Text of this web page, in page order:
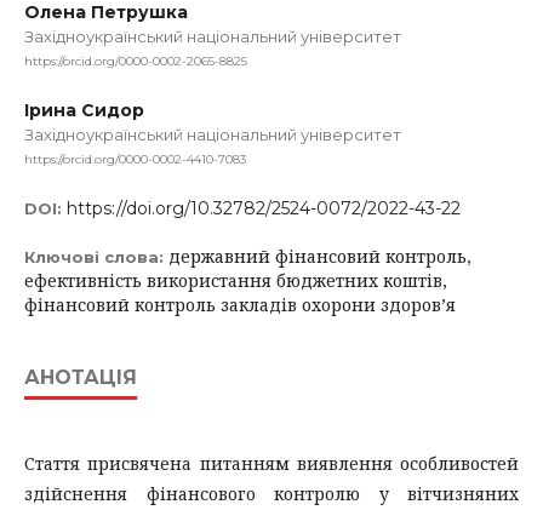
Олена Петрушка
Західноукраїнський національний університет
https://orcid.org/0000-0002-2065-8825
Ірина Сидор
Західноукраїнський національний університет
https://orcid.org/0000-0002-4410-7083
DOI: https://doi.org/10.32782/2524-0072/2022-43-22
Ключові слова: державний фінансовий контроль,
ефективність використання бюджетних коштів,
фінансовий контроль закладів охорони здоров’я
АНОТАЦІЯ
Стаття присвячена питанням виявлення особливостей
здійснення фінансового контролю у вітчизняних